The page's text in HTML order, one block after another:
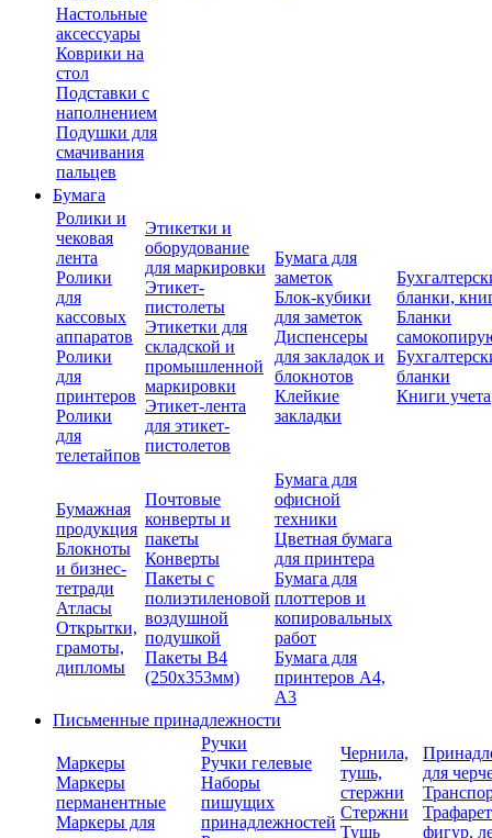
Настольные
аксессуары
Коврики на
стол
Подставки с
наполнением
Подушки для
смачивания
пальцев
Бумага
Ролики и
чековая
лента
Ролики
для
кассовых
аппаратов
Ролики
для
принтеров
Ролики
для
телетайпов
Этикетки и
оборудование
для маркировки
Этикет-
пистолеты
Этикетки для
складской и
промышленной
маркировки
Этикет-лента
для этикет-
пистолетов
Бумага для
заметок
Блок-кубики
для заметок
Диспенсеры
для закладок и
блокнотов
Клейкие
закладки
бланки,
Бланки
бланки
Книги учета
Бумажная
продукция
Блокноты
и бизнес-
тетради
Атласы
Открытки,
грамоты,
дипломы
Почтовые
конверты и
пакеты
Конверты
Пакеты с
полиэтиленовой
воздушной
подушкой
Пакеты В4
(250х353мм)
Бумага для
офисной
техники
Цветная бумага
для принтера
Бумага для
плоттеров и
копировальных
работ
Бумага для
принтеров А4,
А3
Письменные принадлежности
Маркеры
Маркеры
перманентные
Маркеры для
Ручки
Ручки гелевые
Наборы
пишущих
принадлежностей
Чернила,
тушь,
стержни
Стержни
Тушь
для
фигур,